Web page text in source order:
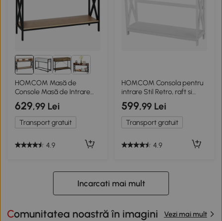
HOMCOM Masă de
Console Masă de Intrare
Industrială cu Multi-
depozitare 120 x 23,5 x 75
cm Lemn Chêne
629,99 Lei
Transport gratuit
4.9
HOMCOM Consola pentru
intrare Stil Retro, raft si
sertar Lemn Alb
599,99 Lei
Transport gratuit
4.9
Incarcati mai mult
Comunitatea noastră în imagini Vezi mai mult